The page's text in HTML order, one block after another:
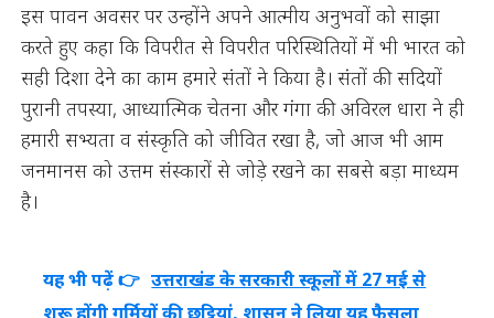
इस पावन अवसर पर उन्होंने अपने आत्मीय अनुभवों को साझा
करते हुए कहा कि विपरीत से विपरीत परिस्थितियों में भी भारत को
सही दिशा देने का काम हमारे संतों ने किया है। संतों की सदियों
पुरानी तपस्या, आध्यात्मिक चेतना और गंगा की अविरल धारा ने ही
हमारी सभ्यता व संस्कृति को जीवित रखा है, जो आज भी आम
जनमानस को उत्तम संस्कारों से जोड़े रखने का सबसे बड़ा माध्यम
है।
यह भी पढ़ें 👉 उत्तराखंड के सरकारी स्कूलों में 27 मई से
शुरू होंगी गर्मियों की छुट्टियां, शासन ने लिया यह फैसला